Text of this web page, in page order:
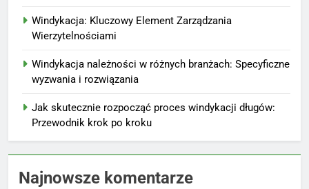
Windykacja: Kluczowy Element Zarządzania
Wierzytelnościami
Windykacja należności w różnych branżach: Specyficzne
wyzwania i rozwiązania
Jak skutecznie rozpocząć proces windykacji długów:
Przewodnik krok po kroku
Najnowsze komentarze